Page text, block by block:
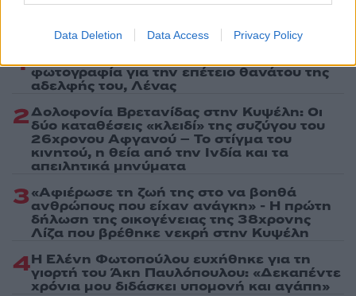
Data Deletion Data Access Privacy Policy
Πιο δημοφιλή
1 φωτογραφία για την επέτειο θανάτου της
αδελφής του, Λένας
2Δολοφονία Βρετανίδας στην Κυψέλη: Οι
δύο καταθέσεις «κλειδί» της συζύγου του
26χρονου Αφγανού – Το στίγμα του
κινητού, η θεία από την Ινδία και τα
απειλητικά μηνύματα
3«Αφιέρωσε τη ζωή της στο να βοηθά
ανθρώπους που είχαν ανάγκη» - Η πρώτη
δήλωση της οικογένειας της 38χρονης
Λίζα που βρέθηκε νεκρή στην Κυψέλη
4Η Ελένη Φωτοπούλου ευχήθηκε για τη
γιορτή του Άκη Παυλόπουλου: «Δεκαπέντε
χρόνια μου διδάσκει υπομονή και αγάπη»